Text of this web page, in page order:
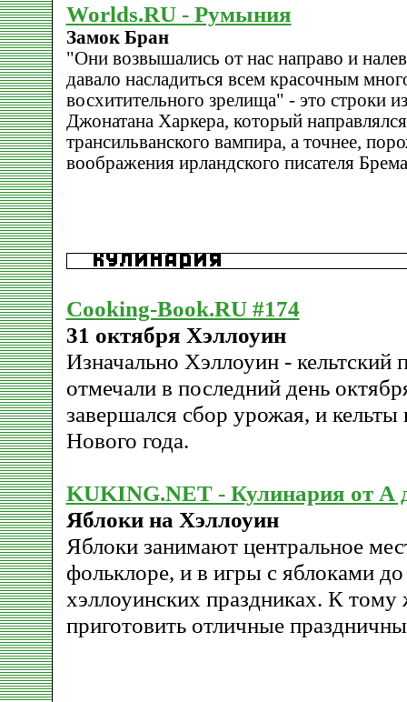
Worlds.RU - Румыния
Замок Бран
"Они возвышались от нас направо и
давало насладиться всем красочным
восхитительного зрелища" - это строки
Джонатана Харкера, который
трансильванского вампира, а точнее,
воображения ирландского писателя
Cooking-Book.RU #174
31 октября Хэллоуин
Изначально Хэллоуин - кельтский
отмечали в последний день
завершался сбор урожая, и кельты
Нового года.
KUKING.NET - Кулинария от А
Яблоки на Хэллоуин
Яблоки занимают центральное
фольклоре, и в игры с яблоками
хэллоуинских праздниках. К
приготовить отличные